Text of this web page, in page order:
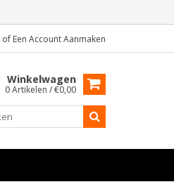
of Een Account Aanmaken
Winkelwagen
0 Artikelen / €0,00